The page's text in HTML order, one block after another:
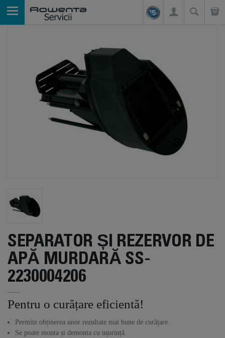
SEPARATOR ȘI REZERVOR DE
APĂ MURDARĂ SS-
2230004206
Pentru o curățare eficientă!
Permite obținerea unor rezultate mai bune de curățare.
Se poate monta și demonta cu ușurință.